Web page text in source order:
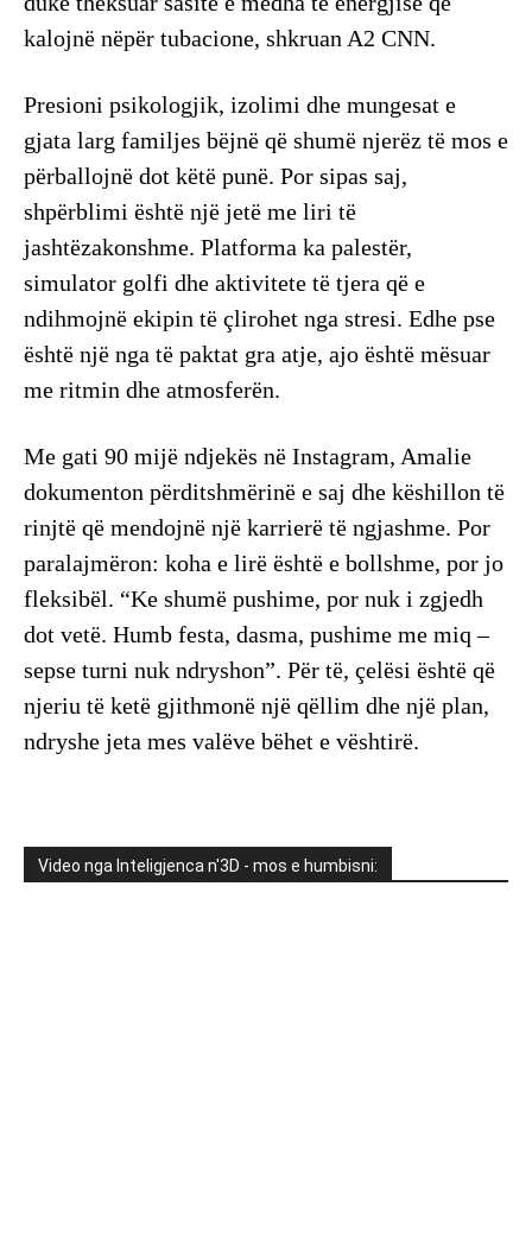
kalojnë nëpër tubacione, shkruan A2 CNN.
Presioni psikologjik, izolimi dhe mungesat e
gjata larg familjes bëjnë që shumë njerëz të mos e
përballojnë dot këtë punë. Por sipas saj,
shpërblimi është një jetë me liri të
jashtëzakonshme. Platforma ka palestër,
simulator golfi dhe aktivitete të tjera që e
ndihmojnë ekipin të çlirohet nga stresi. Edhe pse
është një nga të paktat gra atje, ajo është mësuar
me ritmin dhe atmosferën.
Me gati 90 mijë ndjekës në Instagram, Amalie
dokumenton përditshmërinë e saj dhe këshillon të
rinjtë që mendojnë një karrierë të ngjashme. Por
paralajmëron: koha e lirë është e bollshme, por jo
fleksibël. “Ke shumë pushime, por nuk i zgjedh
dot vetë. Humb festa, dasma, pushime me miq –
sepse turni nuk ndryshon”. Për të, çelësi është që
njeriu të ketë gjithmonë një qëllim dhe një plan,
ndryshe jeta mes valëve bëhet e vështirë.
Video nga Inteligjenca n'3D - mos e humbisni: